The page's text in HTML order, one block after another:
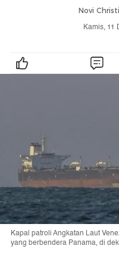
Novi
Kamis, 11
Kapal patroli Angkatan Laut
yang berbendera Panama, di